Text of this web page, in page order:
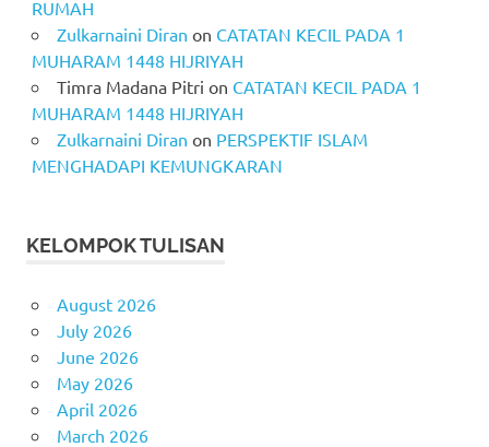
RUMAH
Zulkarnaini Diran on CATATAN KECIL PADA 1
MUHARAM 1448 HIJRIYAH
Timra Madana Pitri on CATATAN KECIL PADA 1
MUHARAM 1448 HIJRIYAH
Zulkarnaini Diran on PERSPEKTIF ISLAM
MENGHADAPI KEMUNGKARAN
KELOMPOK TULISAN
August 2026
July 2026
June 2026
May 2026
April 2026
March 2026